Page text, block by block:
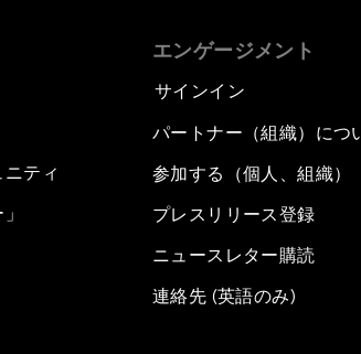
ティ
エンゲージメント
サインイン
パートナー（組織）につ
参加する（個人、組織）
プレスリリース登録
ニュースレター購読
連絡先 (英語のみ)